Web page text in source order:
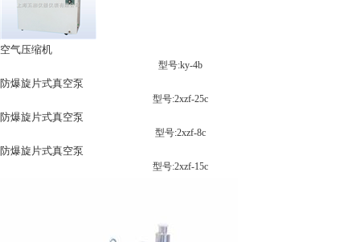
空气压缩机
型号:ky-4b
防爆旋片式真空泵
型号:2xzf-25c
防爆旋片式真空泵
型号:2xzf-8c
防爆旋片式真空泵
型号:2xzf-15c